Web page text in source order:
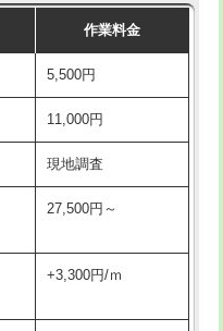
現場見積
。
13,200円
16,500円
16,500円
16,500円
3,300円
5,500円
作業料金
5,500円
11,000円
現地調査
27,500円～
+3,300円/ｍ